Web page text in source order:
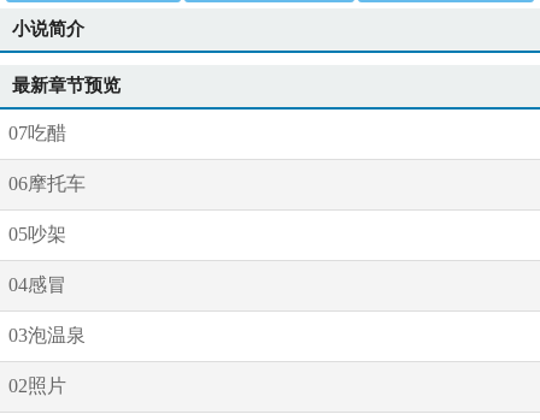
小说简介
最新章节预览
07吃醋
06摩托车
05吵架
04感冒
03泡温泉
02照片